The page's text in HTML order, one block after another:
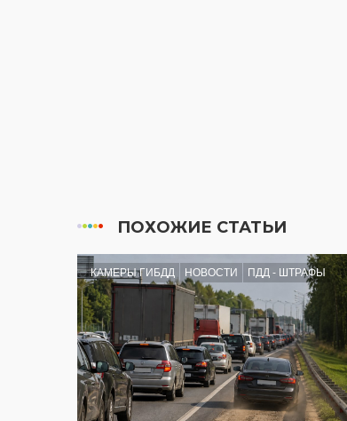
ПОХОЖИЕ СТАТЬИ
КАМЕРЫ ГИБДД НОВОСТИ ПДД - ШТРАФЫ